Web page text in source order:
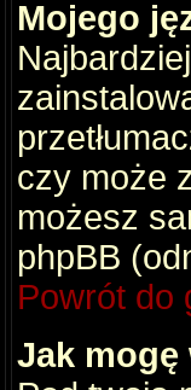
Mojego
czy może
możesz
phpBB
Powrót do
Jak